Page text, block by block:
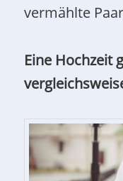
vermählte
Eine Hochzeit